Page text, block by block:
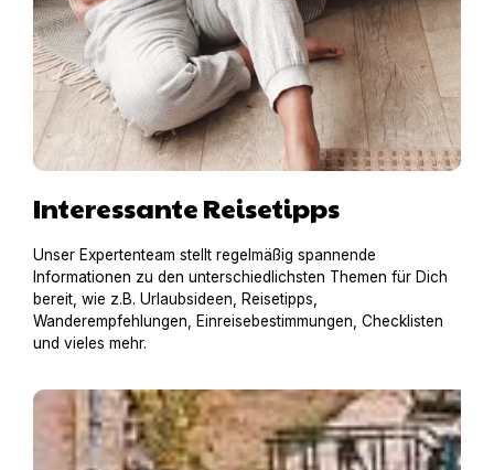
Interessante Reisetipps
Unser Expertenteam stellt regelmäßig spannende
Informationen zu den unterschiedlichsten Themen für Dich
bereit, wie z.B. Urlaubsideen, Reisetipps,
Wanderempfehlungen, Einreisebestimmungen, Checklisten
und vieles mehr.
Hausboot mit Hund